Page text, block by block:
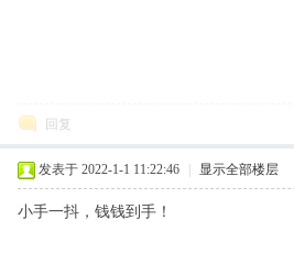
回复
发表于 2022-1-1 11:22:46 显示全部楼层
小手一抖，钱钱到手！